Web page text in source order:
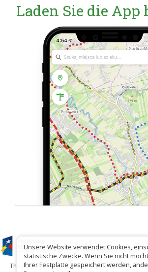
Laden Sie die App
The project has been carried out with financial
Unsere Website verwendet Cookies,
statistische Zwecke. Wenn Sie nicht
Ihrer Festplatte gespeichert werden,